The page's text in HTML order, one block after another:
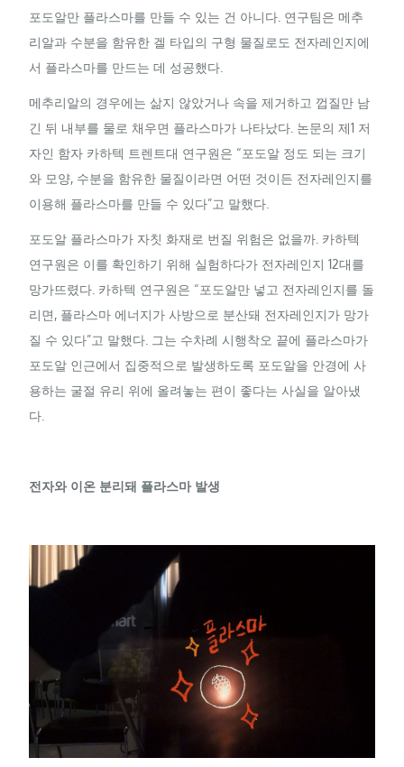
포도알만 플라스마를 만들 수 있는 건 아니다. 연구팀은 메추
리알과 수분을 함유한 겔 타입의 구형 물질로도 전자레인지에
서 플라스마를 만드는 데 성공했다.
메추리알의 경우에는 삶지 않았거나 속을 제거하고 껍질만 남
긴 뒤 내부를 물로 채우면 플라스마가 나타났다. 논문의 제1 저
자인 함자 카하텍 트렌트대 연구원은 “포도알 정도 되는 크기
와 모양, 수분을 함유한 물질이라면 어떤 것이든 전자레인지를
이용해 플라스마를 만들 수 있다”고 말했다.
포도알 플라스마가 자칫 화재로 번질 위험은 없을까. 카하텍
연구원은 이를 확인하기 위해 실험하다가 전자레인지 12대를
망가뜨렸다. 카하텍 연구원은 “포도알만 넣고 전자레인지를 돌
리면, 플라스마 에너지가 사방으로 분산돼 전자레인지가 망가
질 수 있다”고 말했다. 그는 수차례 시행착오 끝에 플라스마가
포도알 인근에서 집중적으로 발생하도록 포도알을 안경에 사
용하는 굴절 유리 위에 올려놓는 편이 좋다는 사실을 알아냈
다.
전자와 이온 분리돼 플라스마 발생